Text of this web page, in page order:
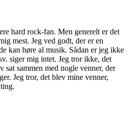
hard rock-fan. Men generelt er det
mest. Jeg ved godt, der er en
kan høre al musik. Sådan er jeg ikke
siger mig intet. Jeg tror ikke, det
sammen med nogle venner, der
Jeg tror, det blev mine venner,